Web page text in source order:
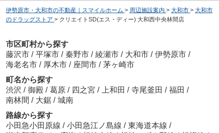
伊勢原市・大和市の不動産｜スマイルホーム > 周辺施設案内 > 大和市 > 大和市
のドラッグストア > クリエイトSD(エス・ディー) 大和西中央林間店
市区町村から探す
藤沢市 / 平塚市 / 秦野市 / 綾瀬市 / 大和市 / 伊勢原市 /
海老名市 / 厚木市 / 座間市 / 茅ヶ崎市
町名から探す
渋沢 / 御殿 / 葛原 / 四之宮 / 上和田 / 寺尾釜田 / 福田 /
南林間 / 大鋸 / 城南
路線から探す
小田急小田原線 / 小田急江ノ島線 / 東海道本線 /